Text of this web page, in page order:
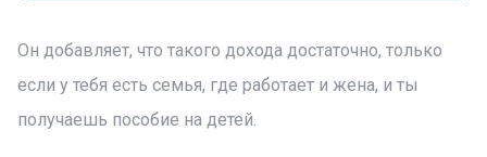
Он добавляет, что такого дохода достаточно, только
если у тебя есть семья, где работает и жена, и ты
получаешь пособие на детей.